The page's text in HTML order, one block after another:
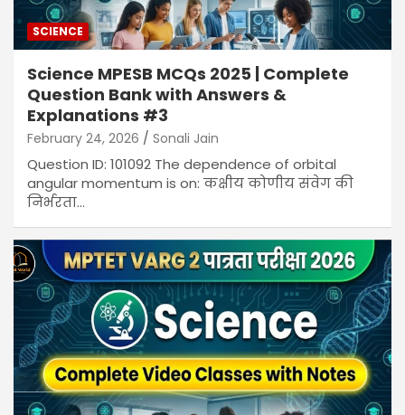
SCIENCE
Science MPESB MCQs 2025 | Complete
Question Bank with Answers &
Explanations #3
February 24, 2026 Sonali Jain
Question ID: 101092 The dependence of orbital
angular momentum is on: कक्षीय कोणीय संवेग की
निर्भरता…